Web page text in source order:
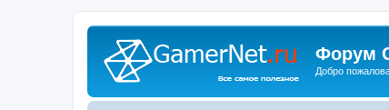
Форум
Добро